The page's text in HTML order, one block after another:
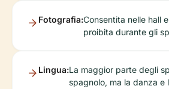
Fotografia:Consentita nelle hall
proibita durante gli
Lingua:La maggior parte degli
spagnolo, ma la danza e